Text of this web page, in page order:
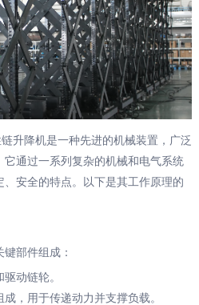
升降机是一种先进的机械装置，广泛
通过一系列复杂的机械和电气系统
安全的特点。以下是其工作原理的
部件组成：
动链轮。
，用于传递动力并支撑负载。